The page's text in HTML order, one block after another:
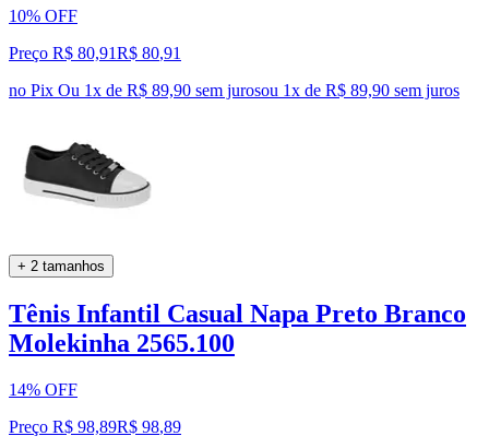
10% OFF
Preço R$ 80,91R$ 80,91
no Pix Ou 1x de R$ 89,90 sem jurosou 1x de R$ 89,90 sem juros
+ 2 tamanhos
Tênis Infantil Casual Napa Preto Branco
Molekinha 2565.100
14% OFF
Preço R$ 98,89R$ 98,89